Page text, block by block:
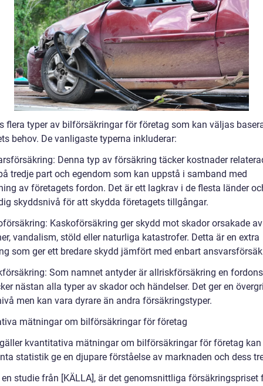
flera typer av bilförsäkringar för företag som kan väljas
behov. De vanligaste typerna inkluderar:
Denna typ av försäkring täcker kostnader
tredje part och egendom som kan uppstå i samband med
av företagets fordon. Det är ett lagkrav i de flesta länder
skyddsnivå för att skydda företagets tillgångar.
Kaskoförsäkring ger skydd mot skador orsakade av
vandalism, stöld eller naturliga katastrofer. Detta är en extra
som ger ett bredare skydd jämfört med enbart
Som namnet antyder är allriskförsäkring en
nästan alla typer av skador och händelser. Det ger en
men kan vara dyrare än andra försäkringstyper.
mätningar om bilförsäkringar för företag
kvantitativa mätningar om bilförsäkringar för företag
statistik ge en djupare förståelse av marknaden och dess
studie från [KÄLLA], är det genomsnittliga försäkringspriset